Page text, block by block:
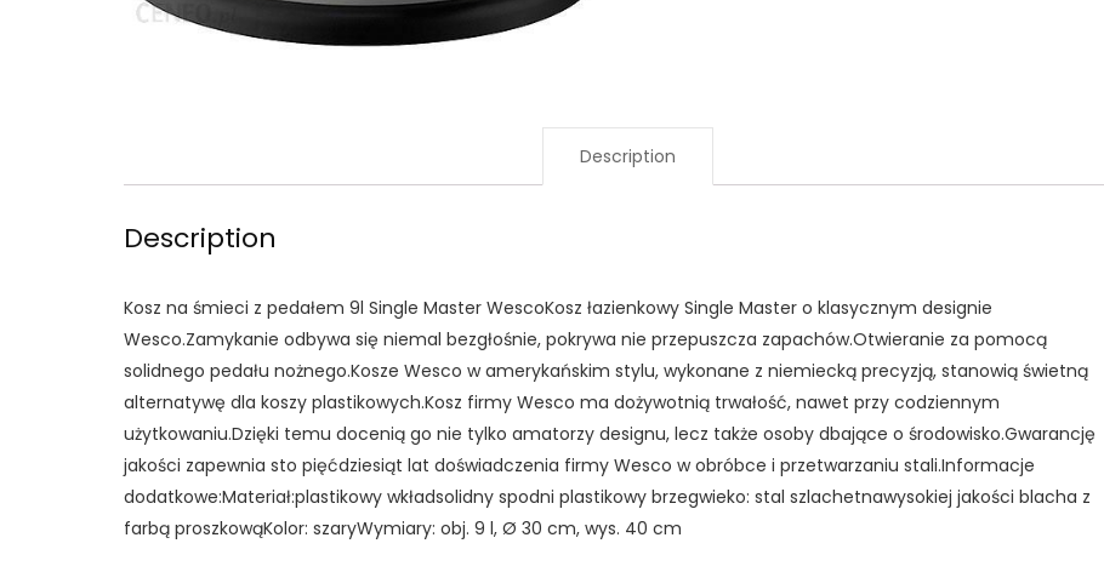
Description
Description
Kosz na śmieci z pedałem 9l Single Master WescoKosz łazienkowy Single Master o klasycznym designie
Wesco.Zamykanie odbywa się niemal bezgłośnie, pokrywa nie przepuszcza zapachów.Otwieranie za pomocą
solidnego pedału nożnego.Kosze Wesco w amerykańskim stylu, wykonane z niemiecką precyzją, stanowią świetną
alternatywę dla koszy plastikowych.Kosz firmy Wesco ma dożywotnią trwałość, nawet przy codziennym
użytkowaniu.Dzięki temu docenią go nie tylko amatorzy designu, lecz także osoby dbające o środowisko.Gwarancję
jakości zapewnia sto pięćdziesiąt lat doświadczenia firmy Wesco w obróbce i przetwarzaniu stali.Informacje
dodatkowe:Materiał:plastikowy wkładsolidny spodni plastikowy brzegwieko: stal szlachetnawysokiej jakości blacha z
farbą proszkowąKolor: szaryWymiary: obj. 9 l, Ø 30 cm, wys. 40 cm